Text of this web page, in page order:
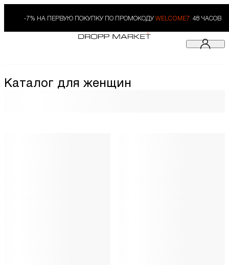
-7% НА ПЕРВУЮ ПОКУПКУ ПО ПРОМОКОДУ WELCOME7. 48 ЧАСОВ
Каталог для женщин